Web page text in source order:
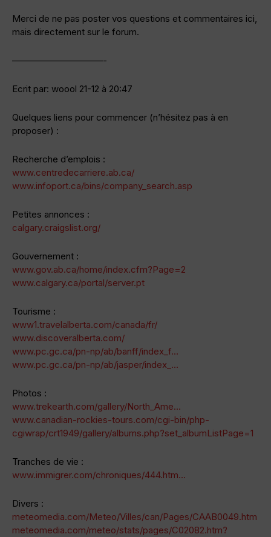
Merci de ne pas poster vos questions et commentaires ici,
mais directement sur le forum.
——————————-
Ecrit par: woool 21-12 à 20:47
Quelques liens pour commencer (n’hésitez pas à en
proposer) :
Recherche d’emplois :
www.centredecarriere.ab.ca/
www.infoport.ca/bins/company_search.asp
Petites annonces :
calgary.craigslist.org/
Gouvernement :
www.gov.ab.ca/home/index.cfm?Page=2
www.calgary.ca/portal/server.pt
Tourisme :
www1.travelalberta.com/canada/fr/
www.discoveralberta.com/
www.pc.gc.ca/pn-np/ab/banff/index_f…
www.pc.gc.ca/pn-np/ab/jasper/index_…
Photos :
www.trekearth.com/gallery/North_Ame…
www.canadian-rockies-tours.com/cgi-bin/php-
cgiwrap/crt1949/gallery/albums.php?set_albumListPage=1
Tranches de vie :
www.immigrer.com/chroniques/444.htm…
Divers :
meteomedia.com/Meteo/Villes/can/Pages/CAAB0049.htm
meteomedia.com/meteo/stats/pages/C02082.htm?